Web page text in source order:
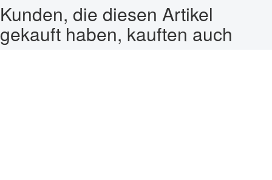
Kunden, die diesen Artikel
gekauft haben, kauften auch